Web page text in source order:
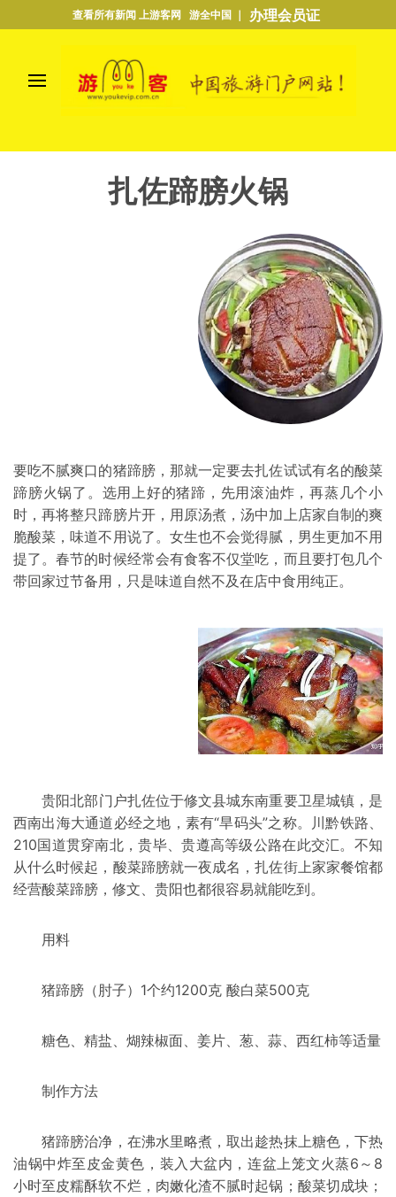
查看所有新闻 上游客网 游全中国 ｜ 办理会员证
扎佐蹄膀火锅
要吃不腻爽口的猪蹄膀，那就一定要去扎佐试试有名的酸菜
蹄膀火锅了。选用上好的猪蹄，先用滚油炸，再蒸几个小
时，再将整只蹄膀片开，用原汤煮，汤中加上店家自制的爽
脆酸菜，味道不用说了。女生也不会觉得腻，男生更加不用
提了。春节的时候经常会有食客不仅堂吃，而且要打包几个
带回家过节备用，只是味道自然不及在店中食用纯正。
贵阳北部门户扎佐位于修文县城东南重要卫星城镇，是
西南出海大通道必经之地，素有“旱码头”之称。川黔铁路、
210国道贯穿南北，贵毕、贵遵高等级公路在此交汇。不知
从什么时候起，酸菜蹄膀就一夜成名，扎佐街上家家餐馆都
经营酸菜蹄膀，修文、贵阳也都很容易就能吃到。
用料
猪蹄膀（肘子）1个约1200克 酸白菜500克
糖色、精盐、煳辣椒面、姜片、葱、蒜、西红柿等适量
制作方法
猪蹄膀治净，在沸水里略煮，取出趁热抹上糖色，下热
油锅中炸至皮金黄色，装入大盆内，连盆上笼文火蒸6～8
小时至皮糯酥软不烂，肉嫩化渣不腻时起锅；酸菜切成块；